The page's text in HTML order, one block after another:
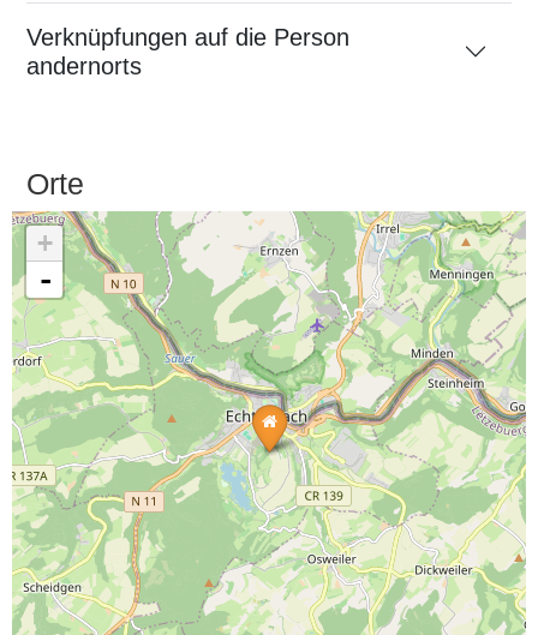
Verknüpfungen auf die Person
andernorts
Orte
+
-